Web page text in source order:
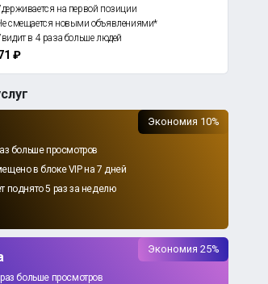
на первой позиции
смещается новыми объявлениями*
в 4 раза больше людей
₽
больше просмотров
в блоке VIP на 7 дней
поднято 5 раз за неделю
Экономия 10%
больше просмотров
Экономия 25%